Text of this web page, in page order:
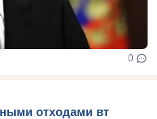
0
отходами вт